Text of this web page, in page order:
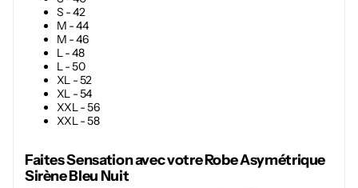
S - 42
M - 44
M - 46
L - 48
L - 50
XL - 52
XL - 54
XXL - 56
XXL - 58
Faites Sensation avec votreRobe Asymétrique
Sirène Bleu Nuit